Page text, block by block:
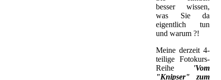
besser wissen,
was Sie da
eigentlich tun
und warum ?!
Meine derzeit 4-
teilige Fotokurs-
Reihe
'Vom
"Knipser" zum